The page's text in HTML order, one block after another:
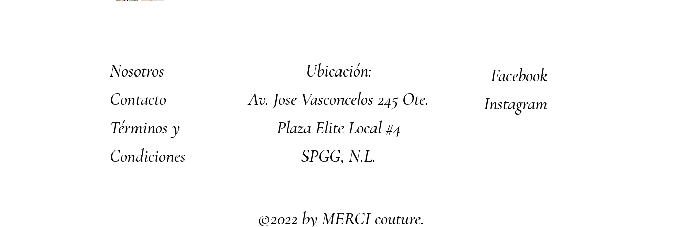
Nosotros
Contacto
Términos y
Condiciones
Ubicación:
Av. Jose Vasconcelos 245 Ote.
Plaza Elite Local #4
SPGG, N.L.
Facebook
Instagram
©2022 by MERCIcouture.